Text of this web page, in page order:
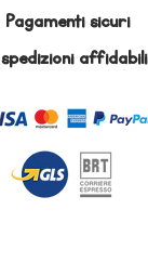
Pagamenti sicuri
spedizioni affidabili